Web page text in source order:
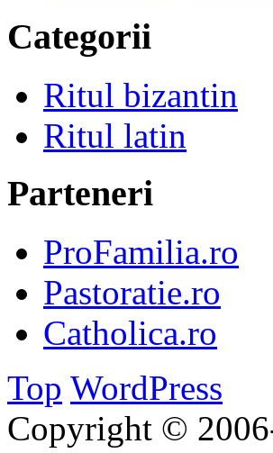
Categorii
Ritul bizantin
Ritul latin
Parteneri
ProFamilia.ro
Pastoratie.ro
Catholica.ro
Top WordPress
Copyright ©